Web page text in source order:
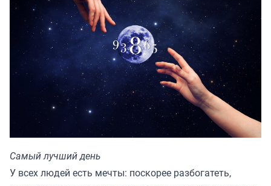
Самый лучший день
У всех людей есть мечты: поскорее разбогатеть,